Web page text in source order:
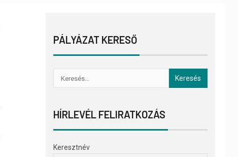
PÁLYÁZAT KERESŐ
HÍRLEVÉL FELIRATKOZÁS
Keresztnév